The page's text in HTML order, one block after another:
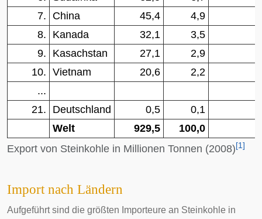
Export von Steinkohle in Millionen Tonnen (2008) [1]
7.
China 45,4 4,9
8.
Kanada 32,1 3,5
9.
Kasachstan 27,1 2,9
10. Vietnam 20,6 2,2
...
21.
Deutschland 0,5
0,1
Welt
929,5 100,0
Import nach Ländern
Aufgeführt sind die größten Importeure an Steinkohle in